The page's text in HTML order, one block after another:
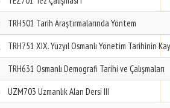
TRH501 Tarih Araştırmalarında Yöntem
TRH751 XIX. Yüzyıl Osmanlı Yönetim Tarihinin
TRH631 Osmanlı Demografi Tarihi ve Çalışmaları
UZM703 Uzmanlık Alan Dersi III